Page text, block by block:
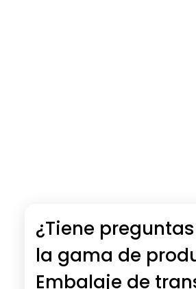
¿Tiene
la gama de
Embalaje de